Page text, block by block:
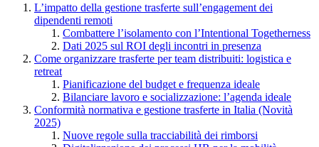
L’impatto della gestione trasferte sull’engagement dei
dipendenti remoti
Combattere l’isolamento con l’Intentional Togetherness
Dati 2025 sul ROI degli incontri in presenza
Come organizzare trasferte per team distribuiti: logistica e
retreat
Pianificazione del budget e frequenza ideale
Bilanciare lavoro e socializzazione: l’agenda ideale
Conformità normativa e gestione trasferte in Italia (Novità
2025)
Nuove regole sulla tracciabilità dei rimborsi